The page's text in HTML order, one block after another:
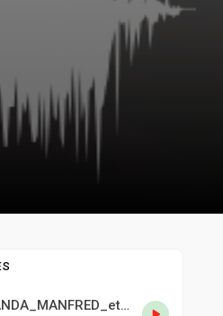
EBANDA_MANFRED_et_VILLA_VIENNE_-_Sister_Muna_original_audio_1980.